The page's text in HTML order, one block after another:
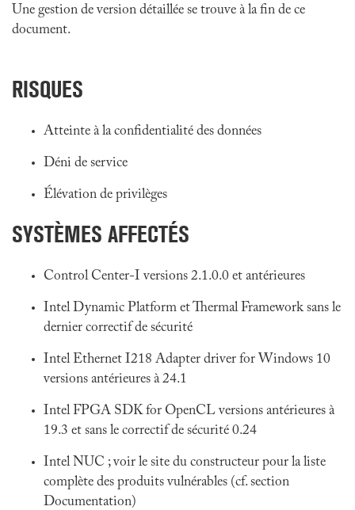
Une gestion de version détaillée se trouve à la fin de ce
document.
RISQUES
Atteinte à la confidentialité des données
Déni de service
Élévation de privilèges
SYSTÈMES AFFECTÉS
Control Center-I versions 2.1.0.0 et antérieures
Intel Dynamic Platform et Thermal Framework sans le
dernier correctif de sécurité
Intel Ethernet I218 Adapter driver for Windows 10
versions antérieures à 24.1
Intel FPGA SDK for OpenCL versions antérieures à
19.3 et sans le correctif de sécurité 0.24
Intel NUC ; voir le site du constructeur pour la liste
complète des produits vulnérables (cf. section
Documentation)